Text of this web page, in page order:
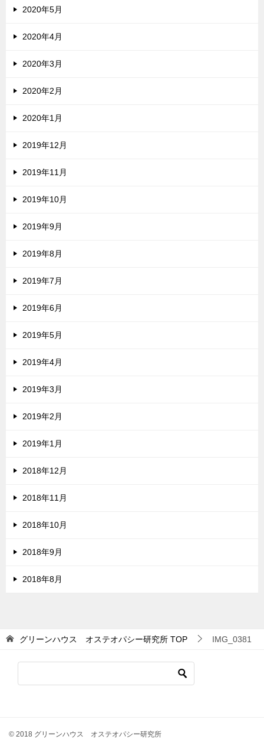
2020年5月
2020年4月
2020年3月
2020年2月
2020年1月
2019年12月
2019年11月
2019年10月
2019年9月
2019年8月
2019年7月
2019年6月
2019年5月
2019年4月
2019年3月
2019年2月
2019年1月
2018年12月
2018年11月
2018年10月
2018年9月
2018年8月
グリーンハウス オステオパシー研究所 TOP IMG_0381
© 2018 グリーンハウス オステオパシー研究所